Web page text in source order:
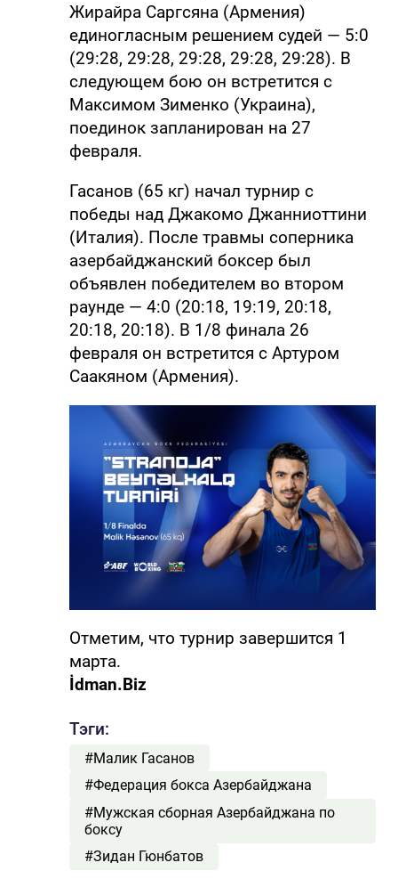
Жирайра Саргсяна (Армения)
единогласным решением судей — 5:0
(29:28, 29:28, 29:28, 29:28, 29:28). В
следующем бою он встретится с
Максимом Зименко (Украина),
поединок запланирован на 27
февраля.
Гасанов (65 кг) начал турнир с
победы над Джакомо Джанниоттини
(Италия). После травмы соперника
азербайджанский боксер был
объявлен победителем во втором
раунде — 4:0 (20:18, 19:19, 20:18,
20:18, 20:18). В 1/8 финала 26
февраля он встретится с Артуром
Саакяном (Армения).
Отметим, что турнир завершится 1
марта.
İdman.Biz
Тэги:
#Малик Гасанов
#Федерация бокса Азербайджана
#Мужская сборная Азербайджана по
боксу
#Зидан Гюнбатов